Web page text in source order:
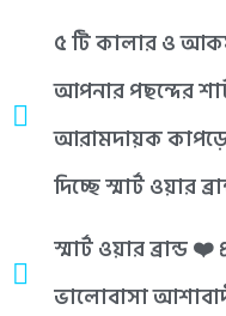
৫ টি কালার ও
আপনার পছন্দের
আরামদায়ক
দিচ্ছে স্মার্ট ওয়ার
স্মার্ট ওয়ার ব্রান্ড
ভালোবাসা